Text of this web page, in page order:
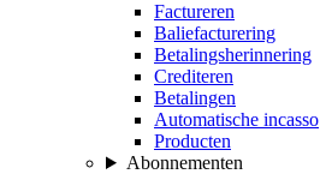
Factureren
Baliefacturering
Betalingsherinnering
Crediteren
Betalingen
Automatische incasso
Producten
Abonnementen